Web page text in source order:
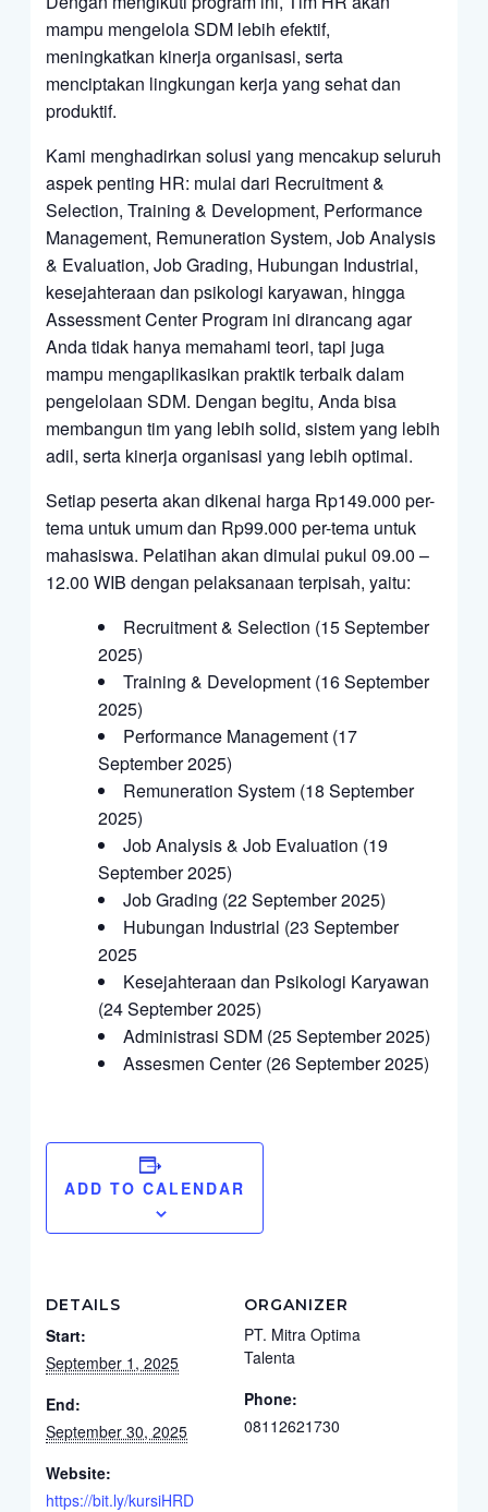
mampu mengelola SDM lebih efektif,
meningkatkan kinerja organisasi, serta
menciptakan lingkungan kerja yang sehat dan
produktif.
Kami menghadirkan solusi yang mencakup seluruh
aspek penting HR: mulai dari Recruitment &
Selection, Training & Development, Performance
Management, Remuneration System, Job Analysis
& Evaluation, Job Grading, Hubungan Industrial,
kesejahteraan dan psikologi karyawan, hingga
Assessment Center Program ini dirancang agar
Anda tidak hanya memahami teori, tapi juga
mampu mengaplikasikan praktik terbaik dalam
pengelolaan SDM. Dengan begitu, Anda bisa
membangun tim yang lebih solid, sistem yang lebih
adil, serta kinerja organisasi yang lebih optimal.
Setiap peserta akan dikenai harga Rp149.000 per-
tema untuk umum dan Rp99.000 per-tema untuk
mahasiswa. Pelatihan akan dimulai pukul 09.00 –
12.00 WIB dengan pelaksanaan terpisah, yaitu:
Recruitment & Selection (15 September
2025)
Training & Development (16 September
2025)
Performance Management (17
September 2025)
Remuneration System (18 September
2025)
Job Analysis & Job Evaluation (19
September 2025)
Job Grading (22 September 2025)
Hubungan Industrial (23 September
2025
Kesejahteraan dan Psikologi Karyawan
(24 September 2025)
Administrasi SDM (25 September 2025)
Assesmen Center (26 September 2025)
ADD TO CALENDAR
DETAILS
Start:
September 1, 2025
End:
September 30, 2025
Website:
https://bit.ly/kursiHRD
ORGANIZER
PT. Mitra Optima
Talenta
Phone:
08112621730